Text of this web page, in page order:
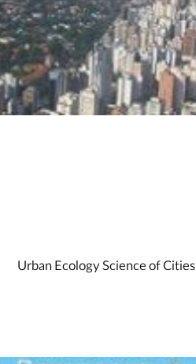
دانلود کتاب Urban Ecology Science of Cities